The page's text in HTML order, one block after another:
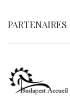
PARTENAIRES